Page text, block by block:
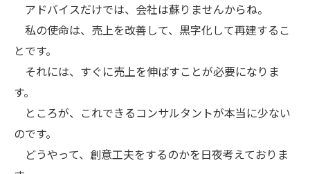
アドバイスだけでは、会社は蘇りませんからね。
私の使命は、売上を改善して、黒字化して再建するこ
とです。
それには、すぐに売上を伸ばすことが必要になりま
す。
ところが、これできるコンサルタントが本当に少ない
のです。
どうやって、創意工夫をするのかを日夜考えておりま